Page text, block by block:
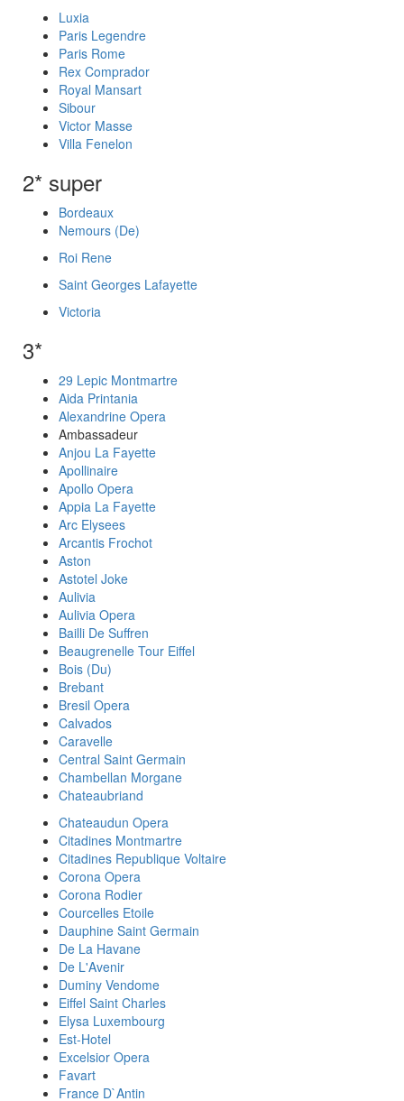
Luxia
Paris Legendre
Paris Rome
Rex Comprador
Royal Mansart
Sibour
Victor Masse
Villa Fenelon
2* super
Bordeaux
Nemours (De)
Roi Rene
Saint Georges Lafayette
Victoria
3*
29 Lepic Montmartre
Aida Printania
Alexandrine Opera
Ambassadeur
Anjou La Fayette
Apollinaire
Apollo Opera
Appia La Fayette
Arc Elysees
Arcantis Frochot
Aston
Astotel Joke
Aulivia
Aulivia Opera
Bailli De Suffren
Beaugrenelle Tour Eiffel
Bois (Du)
Brebant
Bresil Opera
Calvados
Caravelle
Central Saint Germain
Chambellan Morgane
Chateaubriand
Chateaudun Opera
Citadines Montmartre
Citadines Republique Voltaire
Corona Opera
Corona Rodier
Courcelles Etoile
Dauphine Saint Germain
De La Havane
De L'Avenir
Duminy Vendome
Eiffel Saint Charles
Elysa Luxembourg
Est-Hotel
Excelsior Opera
Favart
France D`Antin